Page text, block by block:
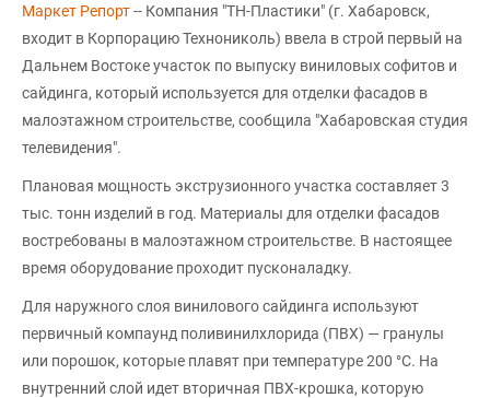
Маркет Репорт-- Компания "ТН-Пластики" (г. Хабаровск,
входит в Корпорацию Технониколь) ввела в строй первый на
Дальнем Востоке участок по выпуску виниловых софитов и
сайдинга, который используется для отделки фасадов в
малоэтажном строительстве, сообщила "Хабаровская студия
телевидения".
Плановая мощность экструзионного участка составляет 3
тыс. тонн изделий в год. Материалы для отделки фасадов
востребованы в малоэтажном строительстве. В настоящее
время оборудование проходит пусконаладку.
Для наружного слоя винилового сайдинга используют
первичный компаунд поливинилхлорида (ПВХ) — гранулы
или порошок, которые плавят при температуре 200 °С. На
внутренний слой идет вторичная ПВХ-крошка, которую